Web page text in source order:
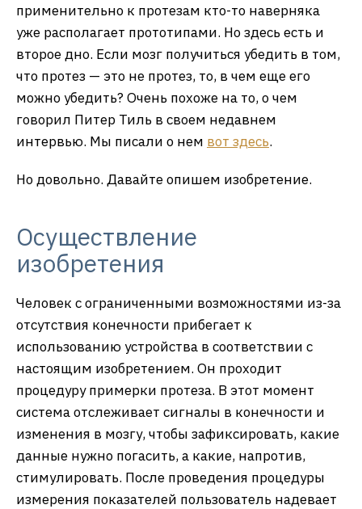
применительно к протезам кто-то наверняка
уже располагает прототипами. Но здесь есть и
второе дно. Если мозг получиться убедить в том,
что протез — это не протез, то, в чем еще его
можно убедить? Очень похоже на то, о чем
говорил Питер Тиль в своем недавнем
интервью. Мы писали о нем вот здесь.
Но довольно. Давайте опишем изобретение.
Осуществление
изобретения
Человек с ограниченными возможностями из-за
отсутствия конечности прибегает к
использованию устройства в соответствии с
настоящим изобретением. Он проходит
процедуру примерки протеза. В этот момент
система отслеживает сигналы в конечности и
изменения в мозгу, чтобы зафиксировать, какие
данные нужно погасить, а какие, напротив,
стимулировать. После проведения процедуры
измерения показателей пользователь надевает